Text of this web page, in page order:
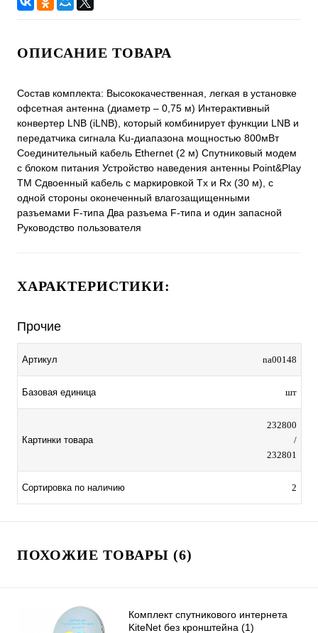
ОПИСАНИЕ ТОВАРА
Состав комплекта: Высококачественная, легкая в установке
офсетная антенна (диаметр – 0,75 м) Интерактивный
конвертер LNB (iLNB), который комбинирует функции LNB и
передатчика сигнала Ku-диапазона мощностью 800мВт
Соединительный кабель Ethernet (2 м) Спутниковый модем
с блоком питания Устройство наведения антенны Point&Play
TM Сдвоенный кабель с маркировкой Tx и Rx (30 м), с
одной стороны оконеченный влагозащищенными
разъемами F-типа Два разъема F-типа и один запасной
Руководство пользователя
ХАРАКТЕРИСТИКИ:
Прочие
Артикул na00148
Базовая единица шт
Картинки товара
232800
/
232801
Сортировка по наличию 2
ПОХОЖИЕ ТОВАРЫ (6)
Комплект спутникового интернета
KiteNet без кронштейна (1)